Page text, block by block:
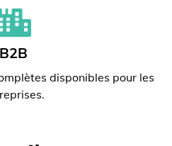
B2B
disponibles pour les